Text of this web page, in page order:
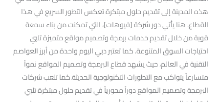
هذه المدينة إلى تقديم حلول مبتكرة تعكس التطور السريع في هذا
القطاع. هنا يأتي دور شركة [فيوهات]، التي تمكنت من بناء سمعة
قوية من خلال تقديم خدمات برمجة وتصميم مواقع متميزة تلبي
احتياجات السوق المتنوعة. كما تعتبر دبي اليوم واحدة من أبرز العواصم
التقنية في العالم، حيث يشهد قطاع البرمجة وتصميم المواقع نمواً
متسارعاً يتواكب مع التطورات التكنولوجية الحديثة.كما تلعب شركات
البرمجة وتصميم المواقع دوراً محورياً في تقديم حلول مبتكرة تلبي